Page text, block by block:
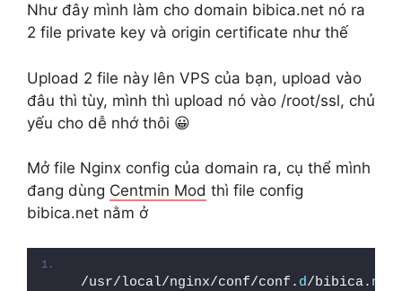
Như đây mình làm cho domain bibica.net nó ra
2 file private key và origin certificate như thế
Upload 2 file này lên VPS của bạn, upload vào
đâu thì tùy, mình thì upload nó vào /root/ssl, chủ
yếu cho dễ nhớ thôi 😀
Mở file Nginx config của domain ra, cụ thể mình
đang dùng Centmin Mod thì file config
bibica.net nằm ở
/usr/local/nginx/conf/conf. d/bibica. net